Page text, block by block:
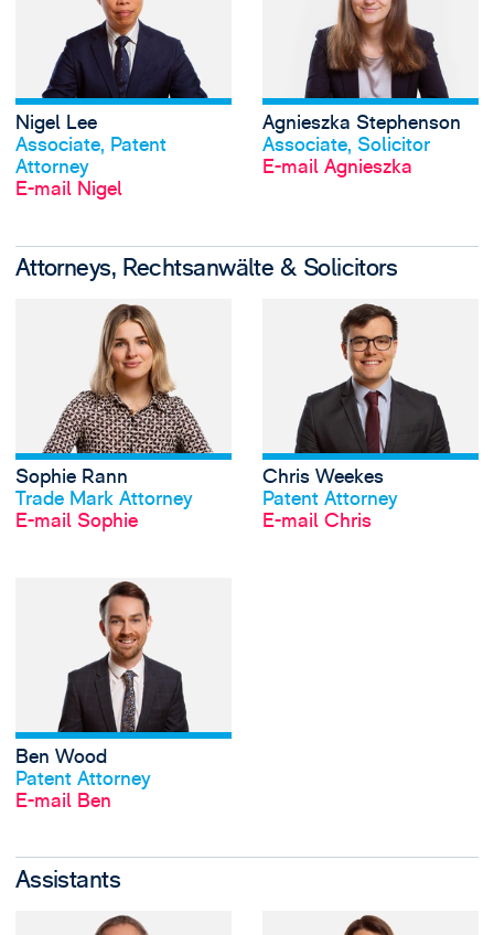
Nigel Lee
Associate, Patent
Attorney
E-mail Nigel
Profil anschauen
Agnieszka Stephenson
Associate, Solicitor
E-mail Agnieszka
Attorneys, Rechtsanwälte & Solicitors
Sophie Rann
Trade Mark Attorney
E-mail Sophie
View Sophie
Profil anschauen
Chris Weekes
Patent Attorney
E-mail Chris
Ben Wood
Patent Attorney
E-mail Ben
Assistants
View Daisy